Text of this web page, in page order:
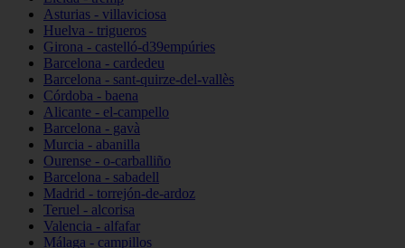
Asturias - villaviciosa
Huelva - trigueros
Girona - castelló-d39empúries
Barcelona - cardedeu
Barcelona - sant-quirze-del-vallès
Córdoba - baena
Alicante - el-campello
Barcelona - gavà
Murcia - abanilla
Ourense - o-carballiño
Barcelona - sabadell
Madrid - torrejón-de-ardoz
Teruel - alcorisa
Valencia - alfafar
Málaga - campillos